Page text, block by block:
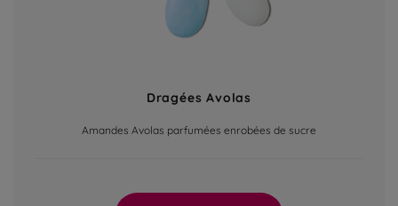
Dragées Avolas
Amandes Avolas parfumées enrobées de sucre